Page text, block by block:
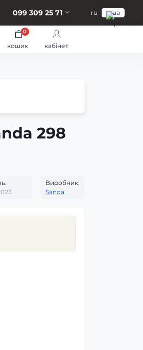
099 309 25 71 ru ua
кошик
0
кабінет
298
Виробник:
Sanda